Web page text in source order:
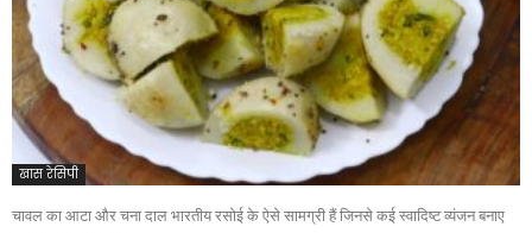
खास रेसिपी
चावल का आटा और चना दाल भारतीय रसोई के ऐसे सामग्री हैं जिनसे कई स्वादिष्ट व्यंजन बनाए